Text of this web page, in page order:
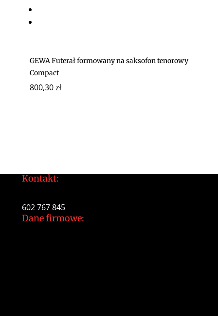
GEWA Futerał formowany na saksofon tenorowy
Compact
800,30zł
Kontakt:
602 767 845
Dane firmowe: